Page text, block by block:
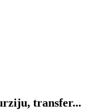
transfer...